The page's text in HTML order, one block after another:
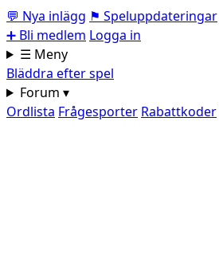
💬 Nya inlägg ⚑ Speluppdateringar
➕ Bli medlem Logga in
☰ Meny
Bläddra efter spel
Forum ▾
Ordlista Frågesporter Rabattkoder